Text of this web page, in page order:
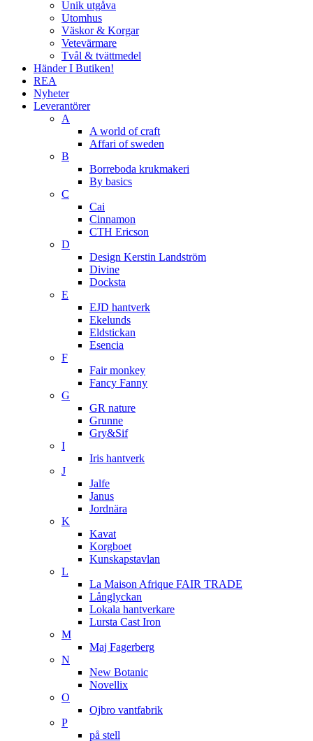
Unik utgåva
Utomhus
Väskor & Korgar
Vetevärmare
Tvål & tvättmedel
Händer I Butiken!
REA
Nyheter
Leverantörer
A
A world of craft
Affari of sweden
B
Borreboda krukmakeri
By basics
C
Cai
Cinnamon
CTH Ericson
D
Design Kerstin Landström
Divine
Docksta
E
EJD hantverk
Ekelunds
Eldstickan
Esencia
F
Fair monkey
Fancy Fanny
G
GR nature
Grunne
Gry&Sif
I
Iris hantverk
J
Jalfe
Janus
Jordnära
K
Kavat
Korgboet
Kunskapstavlan
L
La Maison Afrique FAIR TRADE
Långlyckan
Lokala hantverkare
Lursta Cast Iron
M
Maj Fagerberg
N
New Botanic
Novellix
O
Ojbro vantfabrik
P
på stell